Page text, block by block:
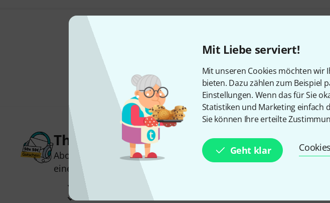
Mit Liebe serviert!
Mit unseren Cookies möchten wir
bieten. Dazu zählen zum Beispiel
Einstellungen. Wenn das für Sie
Statistiken und Marketing einfach
Sie können Ihre erteilte
Geht klar
Teilen
Thomann Newsletter
Abonniere den Thomann Newsletter und gewinne mit etwas
einen von
50 Gutscheinen
Inspirierende Beiträge